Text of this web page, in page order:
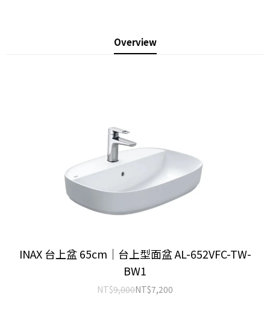
Overview
INAX 台上盆 65cm｜台上型面盆 AL-652VFC-TW-
BW1
NT$9,000NT$7,200